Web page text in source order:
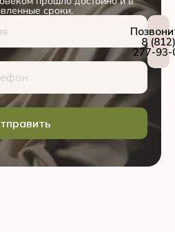
сроки.
8 (812)
277-93-